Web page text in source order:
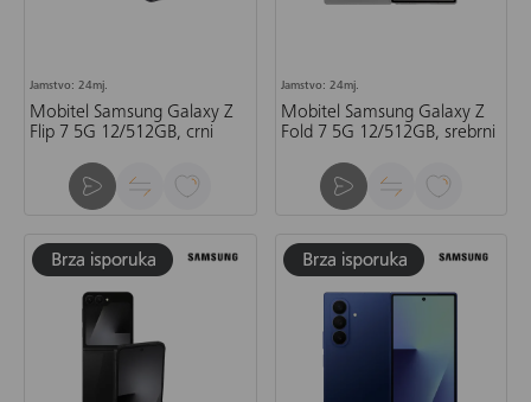
Jamstvo: 24mj.
Mobitel Samsung Galaxy Z
Flip 7 5G 12/512GB, crni
Jamstvo: 24mj.
Mobitel Samsung Galaxy Z
Fold 7 5G 12/512GB, srebrni